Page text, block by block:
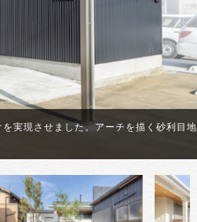
実現させました。アーチを描く砂利目地